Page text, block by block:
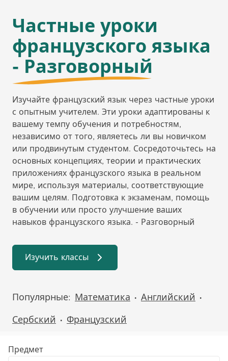
Частные уроки
французского языка
- Разговорный
Изучайте французский язык через частные уроки
с опытным учителем. Эти уроки адаптированы к
вашему темпу обучения и потребностям,
независимо от того, являетесь ли вы новичком
или продвинутым студентом. Сосредоточьтесь на
основных концепциях, теории и практических
приложениях французского языка в реальном
мире, используя материалы, соответствующие
вашим целям. Подготовка к экзаменам, помощь
в обучении или просто улучшение ваших
навыков французского языка. - Разговорный
Изучить классы
Популярные: Математика • Английский •
Сербский • Французский
Предмет